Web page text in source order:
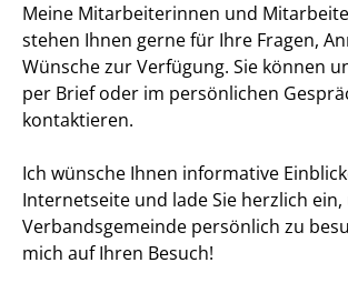
Meine Mitarbeiterinnen und
stehen Ihnen gerne für Ihre Fragen,
Wünsche zur Verfügung. Sie können
per Brief oder im persönlichen
kontaktieren.
Ich wünsche Ihnen informative
Internetseite und lade Sie herzlich
Verbandsgemeinde persönlich zu
mich auf Ihren Besuch!